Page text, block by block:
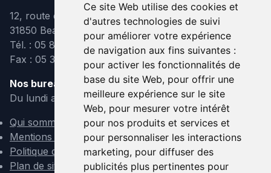
Ce site Web utilise des cookies et
d'autres technologies de suivi
pour améliorer votre expérience
de navigation aux fins suivantes :
pour activer les fonctionnalités de
base du site Web, pour offrir une
meilleure expérience sur le site
Web, pour mesurer votre intérêt
pour nos produits et services et
pour personnaliser les interactions
marketing, pour diffuser des
publicités plus pertinentes pour
12, route de Lavaur
31850 Beaupuy
Tél. : 05 82 95 39 40
Fax : 05 31 08 10 91
Nos bureaux sont ouverts :
Du lundi au vendredi de 9h à 12h et de 14h à 18h
Qui sommes-nous ?
Mentions légales
Politique de confidentialité
Plan de site